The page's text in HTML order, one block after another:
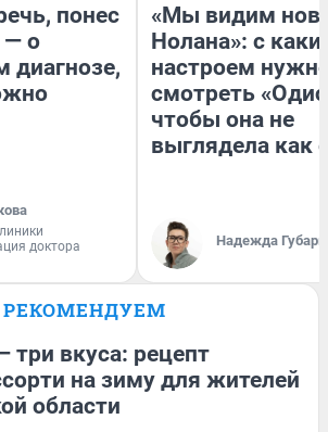
понес
— о
диагнозе,
доктора
«Мы видим
Нолана»: с
настроем
смотреть
чтобы она не
выглядела как
Надежда Губарь
РЕКОМЕНДУЕМ
три вкуса: рецепт
на зиму для жителей
области